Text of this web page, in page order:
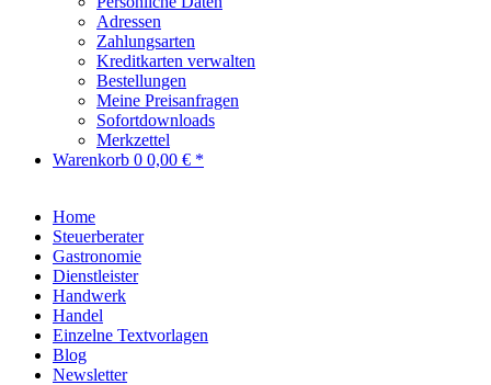
Adressen
Zahlungsarten
Kreditkarten verwalten
Bestellungen
Meine Preisanfragen
Sofortdownloads
Merkzettel
Warenkorb 0 0,00 € *
Home
Steuerberater
Gastronomie
Dienstleister
Handwerk
Handel
Einzelne Textvorlagen
Blog
Newsletter